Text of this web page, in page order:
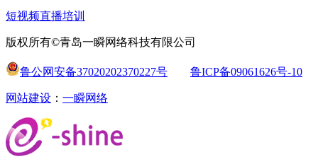
短视频直播培训
版权所有©青岛一瞬网络科技有限公司
鲁公网安备37020202370227号 鲁ICP备09061626号-10
网站建设 ： 一瞬网络